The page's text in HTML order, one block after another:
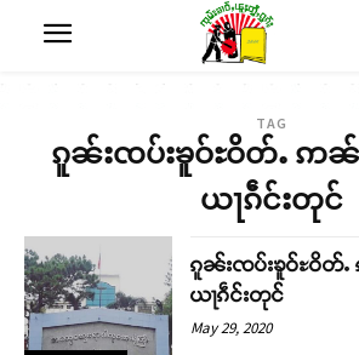
TAG
ၵူၼ်းၸပ်းၶူဝ်ႊဝိတ်ႉ ဢ
ယႃၵဵင်းတုင်
ၵူၼ်းၸပ်းၶူဝ်ႊဝိတ်ႉ
ယႃၵဵင်းတုင်
May 29, 2020